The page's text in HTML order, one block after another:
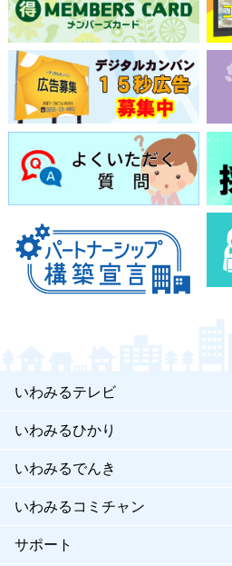
いわみるテレビ
いわみるひかり
いわみるでんき
いわみるコミチャン
サポート